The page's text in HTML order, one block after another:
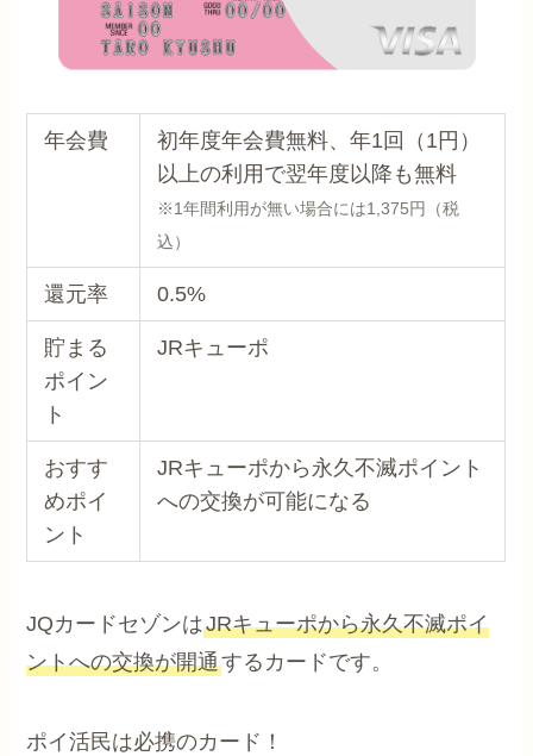
年会費
初年度年会費無料、年1回（1円）
以上の利用で翌年度以降も無料
※1年間利用が無い場合には1,375円（税
込）
還元率 0.5%
貯まる
ポイン
ト
JRキューポ
おすす
めポイ
ント
JRキューポから永久不滅ポイント
への交換が可能になる
JQカードセゾンはJRキューポから永久不滅ポイ
ントへの交換が開通するカードです。
ポイ活民は必携のカード！